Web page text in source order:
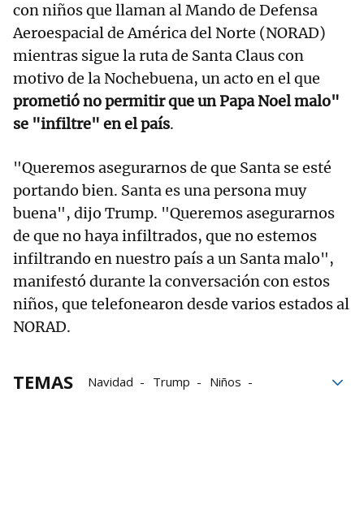
con niños que llaman al Mando de Defensa
Aeroespacial de América del Norte (NORAD)
mientras sigue la ruta de Santa Claus con
motivo de la Nochebuena, un acto en el que
prometió no permitir que un Papa Noel malo"
se "infiltre" en el país.
"Queremos asegurarnos de que Santa se esté
portando bien. Santa es una persona muy
buena", dijo Trump. "Queremos asegurarnos
de que no haya infiltrados, que no estemos
infiltrando en nuestro país a un Santa malo",
manifestó durante la conversación con estos
niños, que telefonearon desde varios estados al
NORAD.
TEMAS Navidad Trump
Niños